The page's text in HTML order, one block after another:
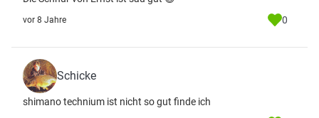
vor 8 Jahre 0
Schicke
shimano technium ist nicht so gut finde ich